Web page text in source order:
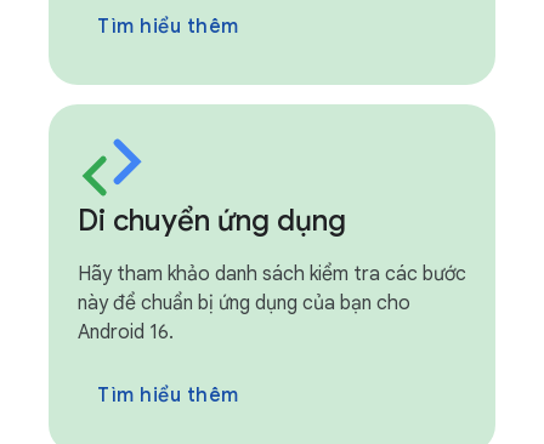
Tìm hiểu thêm
Di chuyển ứng dụng
Hãy tham khảo danh sách kiểm tra các bước
này để chuẩn bị ứng dụng của bạn cho
Android 16.
Tìm hiểu thêm